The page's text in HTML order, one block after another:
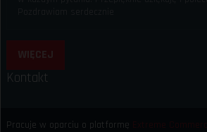
WIĘCEJ
Kontakt
Pracuje w oparciu o platformę Extreme Commerce